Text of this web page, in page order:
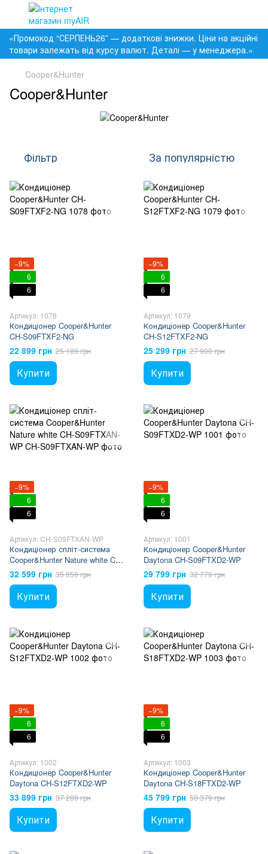
«Промокод “СЕРПЕНЬ26” — додаткові знижки. Ціни на акційні
товари залежать від курсу валют. Деталі — у менеджера.»
Cooper&Hunter
Cooper&Hunter
Фільтр За популярністю
−9%
6
6
Артикул: 1078
Кондиціонер Cooper&Hunter
CH-S09FTXF2-NG
22 899 грн 25 189 грн
Купити
−9%
6
6
Артикул: 1079
Кондиціонер Cooper&Hunter
CH-S12FTXF2-NG
25 299 грн 27 900 грн
Купити
−9%
6
6
Артикул: CH-S09FTXAN-WP
Кондиціонер спліт-система
Cooper&Hunter Nature white CH-
S09FTXAN-WP
32 599 грн 35 859 грн
Купити
−9%
6
6
Артикул: 1001
Кондиціонер Cooper&Hunter
Daytona CH-S09FTXD2-WP
29 799 грн 32 779 грн
Купити
−9%
6
6
Артикул: 1002
Кондиціонер Cooper&Hunter
Daytona CH-S12FTXD2-WP
33 899 грн 37 289 грн
Купити
−9%
6
6
Артикул: 1003
Кондиціонер Cooper&Hunter
Daytona CH-S18FTXD2-WP
45 799 грн 50 379 грн
Купити